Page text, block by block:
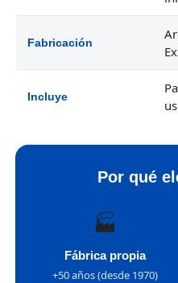
Fabricación
Incluye
Por qué
🏭
Fábrica propia
+50 años (desde 1970)